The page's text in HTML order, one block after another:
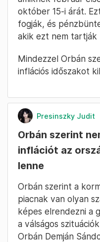
október 15-i árát.
fogják, és
akik ezt nem tartják
Mindezzel Orbán
inflációs időszakot
Presinszky Judit
Orbán szerint
inflációt az
lenne
Orbán szerint a
piacnak van olyan
képes elrendezni a
a válságos
Orbán Demján